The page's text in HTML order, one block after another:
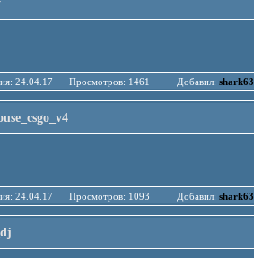
24.04.17 Просмотров: 1461 Добавил: shark63
24.04.17 Просмотров: 1093 Добавил: shark63